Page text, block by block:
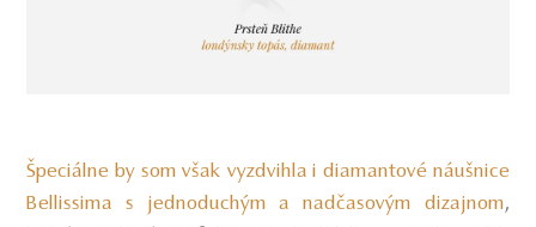
Špeciálne by som však vyzdvihla i diamantové náušnice
Bellissima s jednoduchým a nadčasovým dizajnom,